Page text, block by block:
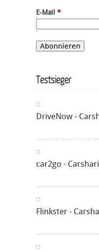
E-Mail *
Testsieger
DriveNow -
car2go -
Flinkster -